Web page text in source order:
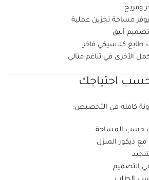
الأخرى في تناغم مثالي.
احتياجك
كاملة في التخصيص:
حسب المساحة
مع ديكور المنزل
التصميم